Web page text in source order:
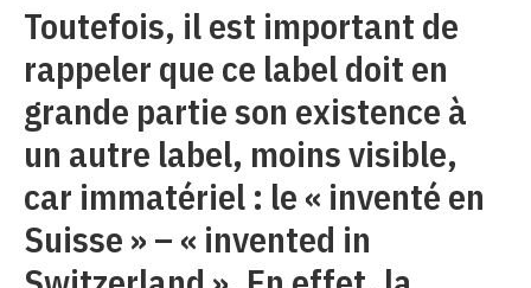
Toutefois, il est important de
rappeler que ce label doit en
grande partie son existence à
un autre label, moins visible,
car immatériel : le « inventé en
Suisse » – « invented in